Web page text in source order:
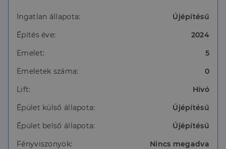
Ingatlan állapota:
Újépítésű
Építés éve:
2024
Emelet:
5
Emeletek száma:
0
Lift:
Hívó
Épület külső állapota:
Újépítésű
Épület belső állapota:
Újépítésű
Fényviszonyok:
Nincs megadva